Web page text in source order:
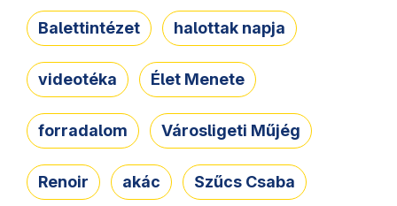
Balettintézet halottak napja
videotéka Élet Menete
forradalom Városligeti Műjég
Renoir akác Szűcs Csaba